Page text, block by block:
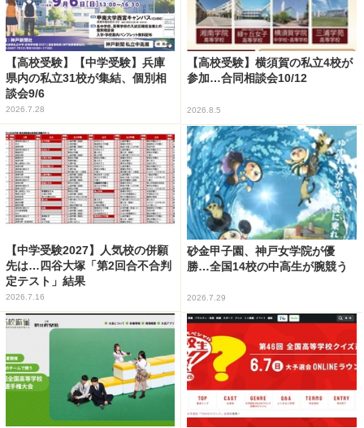
【高校受験】【中学受験】兵庫
県内の私立31校が集結、個別相
談会9/6
2026.7.28
【高校受験】横須賀の私立4校が
参加…合同相談会10/12
2026.8.5
【中学受験2027】人気校の併願
先は…四谷大塚「第2回合不合判
定テスト」結果
2026.7.16
砂金甲子園、神戸女学院が優
勝…全国14校の中高生が腕競う
2026.7.29